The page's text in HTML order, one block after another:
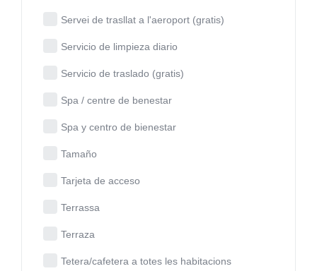
Servei de trasllat a l'aeroport (gratis)
Servicio de limpieza diario
Servicio de traslado (gratis)
Spa / centre de benestar
Spa y centro de bienestar
Tamaño
Tarjeta de acceso
Terrassa
Terraza
Tetera/cafetera a totes les habitacions